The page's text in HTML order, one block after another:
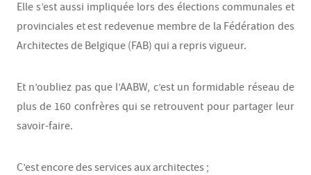
Elle s’est aussi impliquée lors des élections communales et
provinciales et est redevenue membre de la Fédération des
Architectes de Belgique (FAB) qui a repris vigueur.
Et n’oubliez pas que l’AABW, c’est un formidable réseau de
plus de 160 confrères qui se retrouvent pour partager leur
savoir-faire.
C’est encore des services aux architectes ;